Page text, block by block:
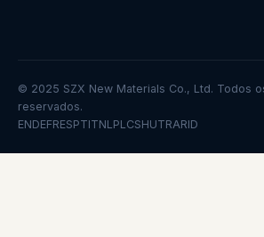
© 2025 SZX New Materials Co., Ltd. Todos
reservados.
ENDEFRESPTITNL PL CSHUTRARID